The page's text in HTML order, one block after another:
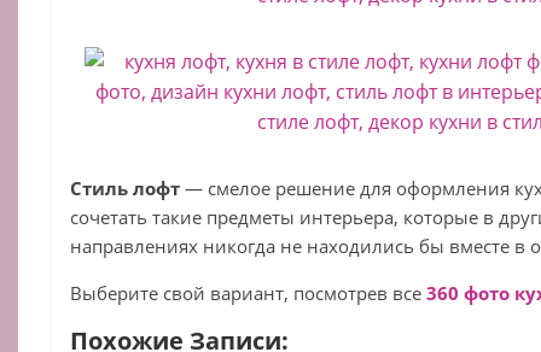
Стиль лофт — смелое решение для оформления
сочетать такие предметы интерьера, которые в
направлениях никогда не находились бы вместе
Выберите свой вариант, посмотрев все360 фото
Похожие Записи: